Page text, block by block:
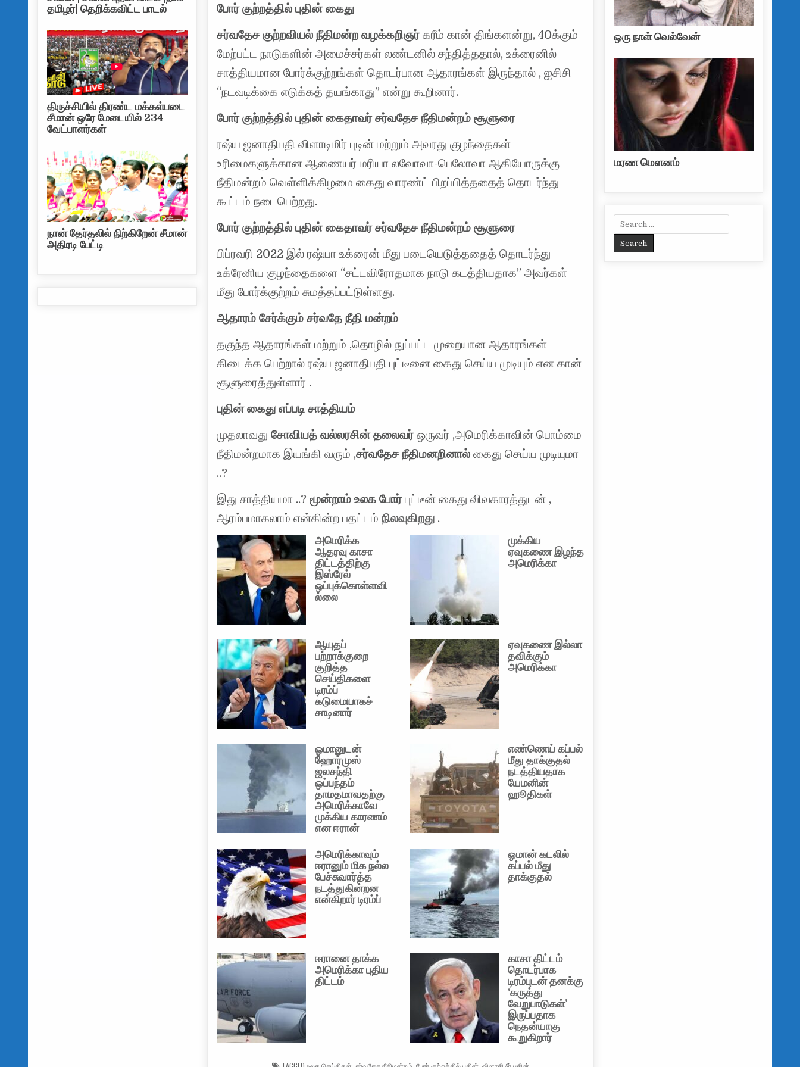
போர் குற்றத்தில் புதின் கைது
சர்வதேச குற்றவியல் நீதிமன்ற வழக்கறிஞர்கரீம் கான் திங்களன்று, 40க்கும்
மேற்பட்ட நாடுகளின் அமைச்சர்கள் லண்டனில் சந்தித்ததால், உக்ரைனில்
சாத்தியமான போர்க்குற்றங்கள் தொடர்பான ஆதாரங்கள் இருந்தால் , ஐசிசி
“நடவடிக்கை எடுக்கத் தயங்காது” என்று கூறினார்.
போர் குற்றத்தில் புதின் கைதாவர் சர்வதேச நீதிமன்றம் சூளுரை
ரஷ்ய ஜனாதிபதி விளாடிமிர் புடின் மற்றும் அவரது குழந்தைகள்
உரிமைகளுக்கான ஆணையர் மரியா லவோவா-பெலோவா ஆகியோருக்கு
நீதிமன்றம் வெள்ளிக்கிழமை கைது வாரண்ட் பிறப்பித்ததைத் தொடர்ந்து
கூட்டம் நடைபெற்றது.
போர் குற்றத்தில் புதின் கைதாவர் சர்வதேச நீதிமன்றம் சூளுரை
பிப்ரவரி 2022 இல் ரஷ்யா உக்ரைன் மீது படையெடுத்ததைத் தொடர்ந்து
உக்ரேனிய குழந்தைகளை “சட்டவிரோதமாக நாடு கடத்தியதாக” அவர்கள்
மீது போர்க்குற்றம் சுமத்தப்பட்டுள்ளது.
ஆதாரம் சேர்க்கும் சர்வதே நீதி மன்றம்
தகுந்த ஆதாரங்கள் மற்றும் ,தொழில் நுப்பட்ட முறையான ஆதாரங்கள்
கிடைக்க பெற்றால் ரஷ்ய ஜனாதிபதி புட்டீனை கைது செய்ய முடியும் என கான்
சூளுரைத்துள்ளார் .
புதின் கைது எப்படி சாத்தியம்
முதலாவதுசோவியத் வல்லரசின் தலைவர்ஒருவர் ,அமெரிக்காவின் பொம்மை
நீதிமன்றமாக இயங்கி வரும் ,சர்வதேச நீதிமனறினால் கைது செய்ய முடியுமா
..?
இது சாத்தியமா ..? மூன்றாம் உலக போர்புட்டீன் கைது விவகாரத்துடன் ,
ஆரம்பமாகலாம் என்கின்ற பதட்டம்நிலவுகிறது .
அமெரிக்க
ஆதரவு காசா
திட்டத்திற்கு
இஸ்ரேல்
ஒப்புக்கொள்ளவி
ல்லை
முக்கிய
ஏவுகணை இழந்த
அமெரிக்கா
ஆயுதப்
பற்றாக்குறை
குறித்த
செய்திகளை
டிரம்ப்
கடுமையாகச்
சாடினார்
ஏவுகணை இல்லா
தவிக்கும்
அமெரிக்கா
ஓமானுடன்
ஹோர்முஸ்
ஜலசந்தி
ஒப்பந்தம்
தாமதமாவதற்கு
அமெரிக்காவே
முக்கிய காரணம்
என ஈரான்
எண்ணெய் கப்பல்
மீது தாக்குதல்
நடத்தியதாக
யேமனின்
ஹூதிகள்
அமெரிக்காவும்
ஈரானும் மிக நல்ல
பேச்சுவார்த்த
நடத்துகின்றன
என்கிறார் டிரம்ப்
ஓமான் கடலில்
கப்பல் மீது
தாக்குதல்
ஈரானை தாக்க
அமெரிக்கா புதிய
திட்டம்
காசா திட்டம்
தொடர்பாக
டிரம்புடன் தனக்கு
‘கருத்து
வேறுபாடுகள்’
இருப்பதாக
நெதன்யாகு
கூறுகிறார்
தமிழர்| தெறிக்கவிட்ட பாடல்
திருச்சியில் திரண்ட மக்கள்படை
சீமான் ஒரே மேடையில் 234
வேட்பாளர்கள்
நான் தேர்தலில் நிற்கிறேன் சீமான்
அதிரடி பேட்டி
ஒரு நாள் வெல்வேன்
மரண மௌனம்
Search for: